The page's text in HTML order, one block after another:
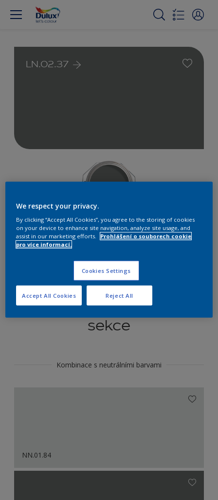
LN.02.37
Najít výrobek v tomto odstínu
Koordinovat barevné
sekce
Kombinace s neutrálními barvami
NN.01.84
We respect your privacy.
By clicking “Accept All Cookies”, you agree to the storing of cookies
on your device to enhance site navigation, analyze site usage, and
assist in our marketing efforts.
Prohlášení o souborech cookie
pro více informací.
Cookies Settings
Reject All
Accept All Cookies